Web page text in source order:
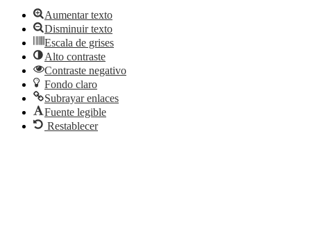
Aumentar texto
Disminuir texto
Escala de grises
Alto contraste
Contraste negativo
Fondo claro
Subrayar enlaces
Fuente legible
Restablecer